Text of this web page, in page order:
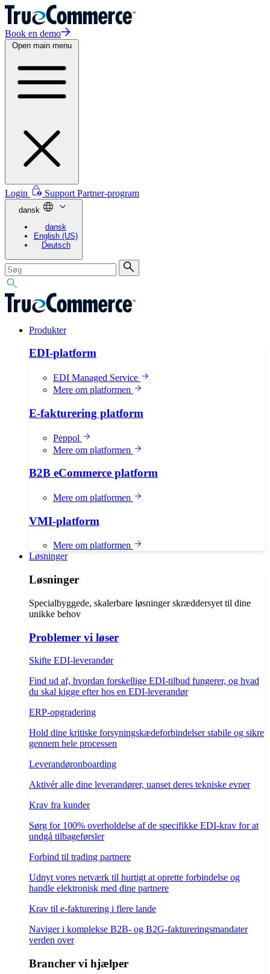
Book en demo
Open main menu
Login Support Partner-program
dansk
dansk
English (US)
Deutsch
Produkter
EDI-platform
EDI Managed Service
Mere om platformen
E-fakturering platform
Peppol
Mere om platformen
B2B eCommerce platform
Mere om platformen
VMI-platform
Mere om platformen
Løsninger
Løsninger
Specialbyggede, skalerbare løsninger skræddersyet til dine
unikke behov
Problemer vi løser
Skifte EDI-leverandør
Find ud af, hvordan forskellige EDI-tilbud fungerer, og hvad
du skal kigge efter hos en EDI-leverandør
ERP-opgradering
Hold dine kritiske forsyningskædeforbindelser stabile og sikre
gennem hele processen
Leverandøronboarding
Aktivér alle dine leverandører, uanset deres tekniske evner
Krav fra kunder
Sørg for 100% overholdelse af de specifikke EDI-krav for at
undgå tilbageførsler
Forbind til trading partnere
Udnyt vores netværk til hurtigt at oprette forbindelse og
handle elektronisk med dine partnere
Krav til e-fakturering i flere lande
Naviger i komplekse B2B- og B2G-faktureringsmandater
verden over
Brancher vi hjælper